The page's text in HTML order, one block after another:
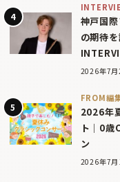
神戸国
の期待
2026年7月
FROM編
2026年
ト｜0歳
ン
2026年7月